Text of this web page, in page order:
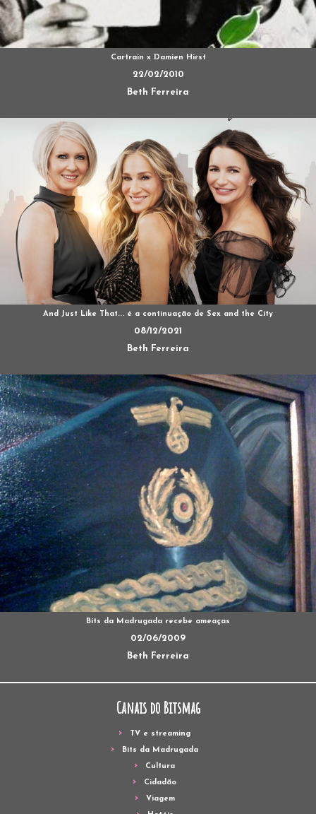
Cartrain x Damien Hirst
22/02/2010
Beth Ferreira
And Just Like That... é a continuação de Sex and the City
08/12/2021
Beth Ferreira
Bits da Madrugada recebe ameaças
02/06/2009
Beth Ferreira
Canais do Bitsmag
TV e streaming
Bits da Madrugada
Cultura
Cidadão
Viagem